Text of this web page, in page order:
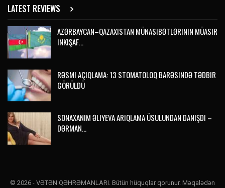
LATEST REVIEWS
AZƏRBAYCAN–QAZAXISTAN MÜNASIBƏTLƏRININ MÜASIR
INKIŞAF…
RƏSMI AÇIQLAMA: 13 STOMATOLOQ BARƏSINDƏ TƏDBIR
GÖRÜLDÜ
SONAXANIM ƏLIYEVA ARIQLAMA ÜSULUNDAN DANIŞDI –
DƏRMAN…
© 2026 - VƏTƏN QƏHRƏMANLARI. Bütün hüquqlar qorunur. Məqalədən